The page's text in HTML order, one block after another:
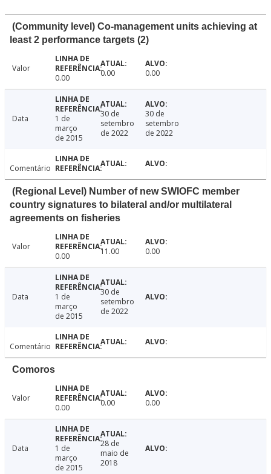
(Community level) Co-management units achieving at
least 2 performance targets (2)
Valor
0.00
0.00 0.00
Data
1 de
março
de 2015
30 de
setembro
de 2022
30 de
setembro
de 2022
Comentário
(Regional Level) Number of new SWIOFC member
country signatures to bilateral and/or multilateral
agreements on fisheries
Valor
0.00
11.00 0.00
Data
1 de
março
de 2015
30 de
setembro
de 2022
Comentário
Comoros
Valor
0.00
0.00 0.00
Data
1 de
março
de 2015
28 de
maio de
2018